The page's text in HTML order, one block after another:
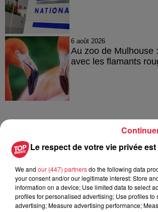
6 août 2026
Au zoo de Mulhouse
avec les flamants
À découvrir également
Le respect de votre vie privée
We and our (447) partnersdo the following data
your consent and/or our legitimate interest: Store
information on a device; Use limited data to select
profiles for personalised advertising; Use profiles to
advertising; Measure advertising performance;